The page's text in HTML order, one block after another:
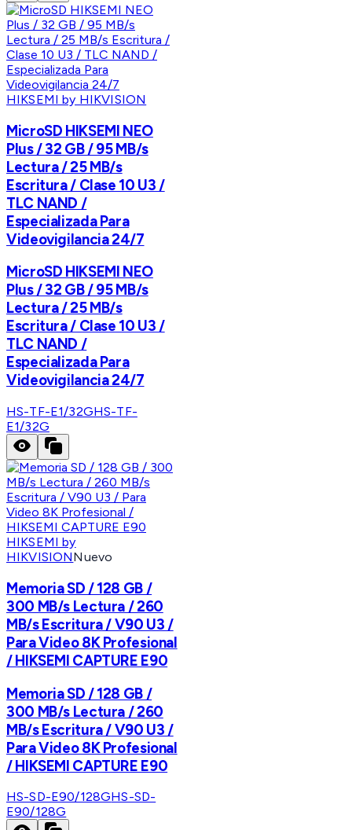
HIKSEMI by HIKVISION
MicroSD HIKSEMI NEO
Plus / 32 GB / 95 MB/s
Lectura / 25 MB/s
Escritura / Clase 10 U3 /
TLC NAND /
Especializada Para
Videovigilancia 24/7
MicroSD HIKSEMI NEO
Plus / 32 GB / 95 MB/s
Lectura / 25 MB/s
Escritura / Clase 10 U3 /
TLC NAND /
Especializada Para
Videovigilancia 24/7
HS-TF-E1/32GHS-TF-
E1/32G
HIKSEMI by
HIKVISIONNuevo
Memoria SD / 128 GB /
300 MB/s Lectura / 260
MB/s Escritura / V90 U3 /
Para Video 8K Profesional
/ HIKSEMI CAPTURE E90
Memoria SD / 128 GB /
300 MB/s Lectura / 260
MB/s Escritura / V90 U3 /
Para Video 8K Profesional
/ HIKSEMI CAPTURE E90
HS-SD-E90/128GHS-SD-
E90/128G